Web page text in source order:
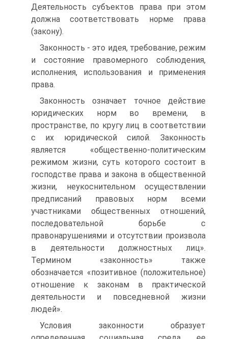
Деятельность субъектов права при этом
должна соответствовать норме права
(закону).
Законность - это идея, требование, режим
и состояние правомерного соблюдения,
исполнения, использования и применения
права.
Законность означает точное действие
юридических норм во времени, в
пространстве, по кругу лиц в соответствии
с их юридической силой. Законность
является «общественно-политическим
режимом жизни, суть которого состоит в
господстве права и закона в общественной
жизни, неукоснительном осуществлении
предписаний правовых норм всеми
участниками общественных отношений,
последовательной борьбе с
правонарушениями и отсутствии произвола
в деятельности должностных лиц».
Термином «законность» также
обозначается «позитивное (положительное)
отношение к законам в практической
деятельности и повседневной жизни
людей».
Условия законности образует